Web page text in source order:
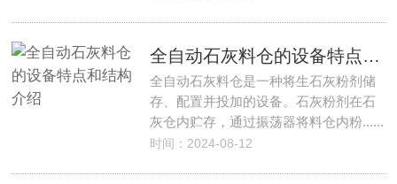
全自动石灰料仓的设备特点和结构介绍
全自动石灰料仓是一种将生石灰粉剂储
存、配置并投加的设备。石灰粉剂在石
灰仓内贮存，通过振荡器将料仓内粉......
时间：2024-08-12